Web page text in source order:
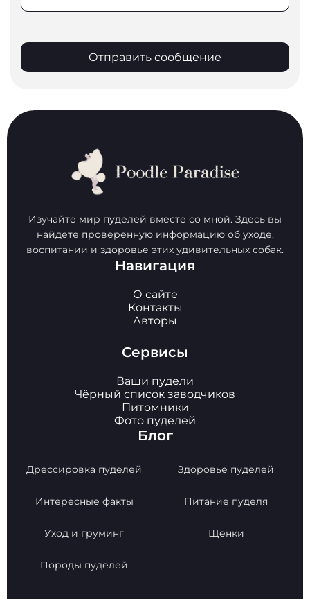
Отправить сообщение
Изучайте мир пуделей вместе со мной. Здесь вы
найдете проверенную информацию об уходе,
воспитании и здоровье этих удивительных собак.
Навигация
О сайте
Контакты
Авторы
Сервисы
Ваши пудели
Чёрный список заводчиков
Питомники
Фото пуделей
Блог
Дрессировка пуделей Здоровье пуделей
Интересные факты Питание пуделя
Уход и груминг Щенки
Породы пуделей